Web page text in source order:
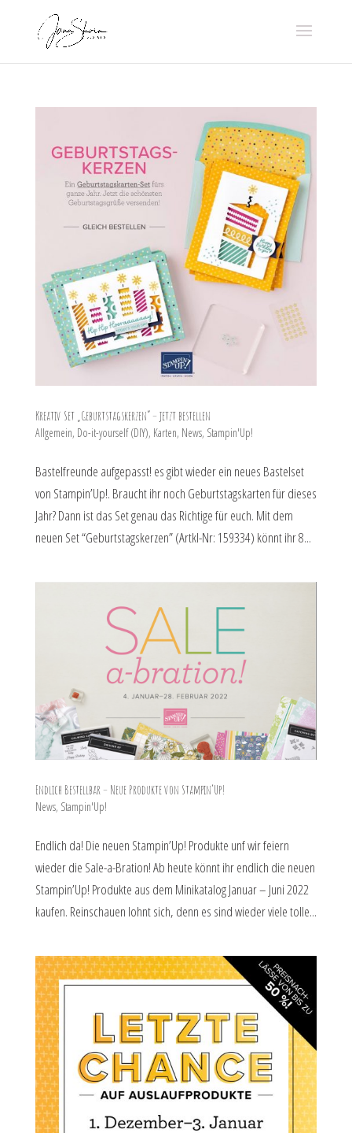
Kreativ Set „Geburtstagskerzen“ – jetzt bestellen
Allgemein, Do-it-yourself (DIY), Karten, News, Stampin'Up!
Bastelfreunde aufgepasst! es gibt wieder ein neues Bastelset
von Stampin’Up!. Braucht ihr noch Geburtstagskarten für dieses
Jahr? Dann ist das Set genau das Richtige für euch. Mit dem
neuen Set “Geburtstagskerzen” (Artkl-Nr: 159334) könnt ihr 8...
Endlich Bestellbar – Neue Produkte von Stampin’Up!
News, Stampin'Up!
Endlich da! Die neuen Stampin’Up! Produkte unf wir feiern
wieder die Sale-a-Bration! Ab heute könnt ihr endlich die neuen
Stampin’Up! Produkte aus dem Minikatalog Januar – Juni 2022
kaufen. Reinschauen lohnt sich, denn es sind wieder viele tolle...